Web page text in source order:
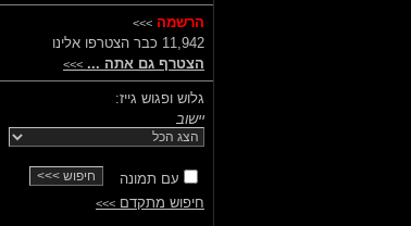
הרשמה >>>
11,942 כבר הצטרפו אלינו
הצטרף גם אתה ... >>>
גלוש ופגוש גייז:
יישוב
עם תמונה
חיפוש מתקדם >>>